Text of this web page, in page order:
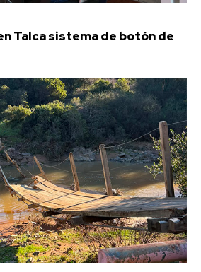
Talca sistema de botón de